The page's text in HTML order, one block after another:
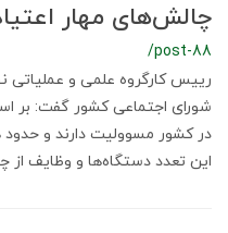
چالش‌های مهار
/post-88
رییس کارگروه علمی و عملیاتی
در کشور مسوولیت دارند و حدود
این تعدد دستگاه‌ها و وظایف از